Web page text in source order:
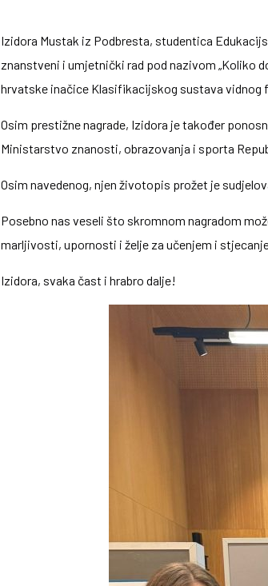
Izidora Mustak iz Podbresta, studentica
znanstveni i umjetnički rad pod nazivom „Koliko
hrvatske inačice Klasifikacijskog sustava vidnog
Osim prestižne nagrade, Izidora je također
Ministarstvo znanosti, obrazovanja i sporta
Osim navedenog, njen životopis prožet je
Posebno nas veseli što skromnom nagradom
marljivosti, upornosti i želje za učenjem i
Izidora, svaka čast i hrabro dalje!